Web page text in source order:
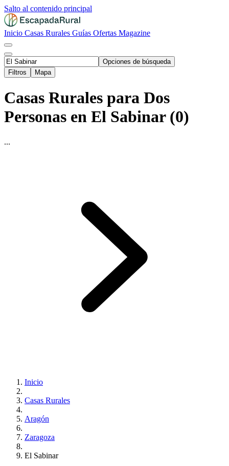
Salto al contenido principal
Inicio Casas Rurales Guías Ofertas Magazine
Opciones de búsqueda
Filtros
Mapa
Casas Rurales para Dos
Personas en El Sabinar (0)
...
Inicio
Casas Rurales
Aragón
Zaragoza
El Sabinar